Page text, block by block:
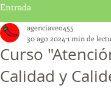
Entrada
Curso
Calidad y
agenciaveo455
30 ago 2024 1 min de